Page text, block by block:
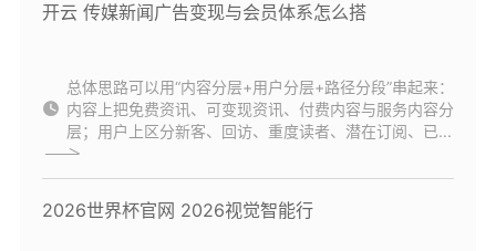
开云 传媒新闻广告变现与会员体系怎么搭
总体思路可以用“内容分层+用户分层+路径分段”串起来：
内容上把免费资讯、可变现资讯、付费内容与服务内容分
层；用户上区分新客、回访、重度读者、潜在订阅、已...
2026世界杯官网 2026视觉智能行